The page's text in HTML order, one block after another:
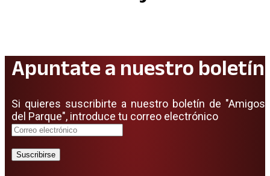
Apuntate a nuestro boletín
Si quieres suscribirte a nuestro boletín de "Amigos
del Parque", introduce tu correo electrónico
Suscribirse